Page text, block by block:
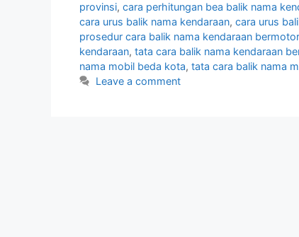
provinsi, cara perhitungan bea balik nama
cara urus balik nama kendaraan, cara urus
prosedur cara balik nama kendaraan bermotor
kendaraan, tata cara balik nama kendaraan
nama mobil beda kota, tata cara balik nama
Leave a comment